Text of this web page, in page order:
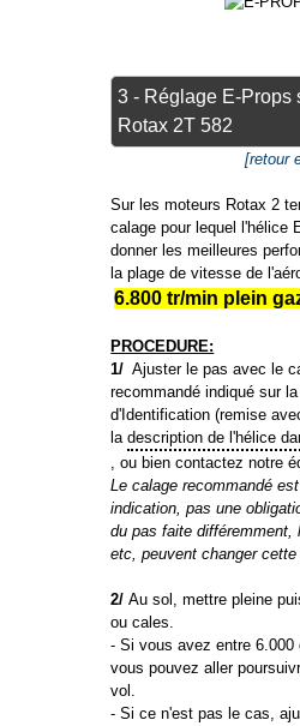
3 - Réglage E-Props
Rotax 2T 582
[retour
Sur les moteurs Rotax 2
calage pour lequel l'hélice
donner les meilleures
la plage de vitesse de
6.800 tr/min plein
PROCEDURE:
1/ Ajuster le pas avec le
recommandé indiqué sur
d'Identification (remise
ladescription de l'hélice
, ou bien contactez notre
Le calage recommandé
indication, pas une
du pas faite différemment,
etc, peuvent changer cette
2/ Au sol, mettre pleine
ou cales.
- Si vous avez entre 6.000
vous pouvez aller
vol.
- Si ce n'est pas le cas,